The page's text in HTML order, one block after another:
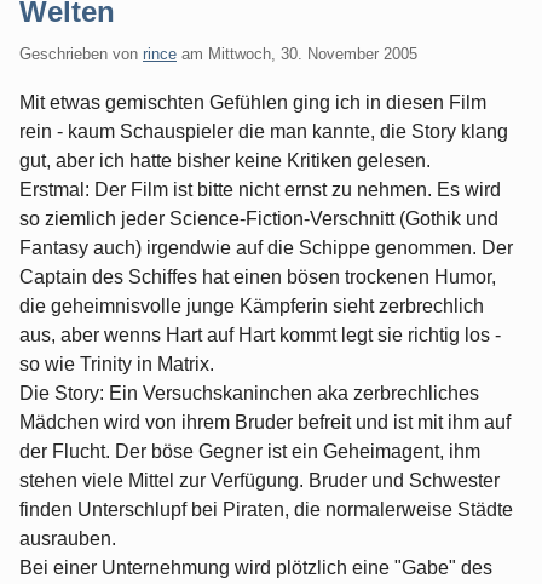
Welten
Geschrieben von rince am Mittwoch, 30. November 2005
Mit etwas gemischten Gefühlen ging ich in diesen Film
rein - kaum Schauspieler die man kannte, die Story klang
gut, aber ich hatte bisher keine Kritiken gelesen.
Erstmal: Der Film ist bitte nicht ernst zu nehmen. Es wird
so ziemlich jeder Science-Fiction-Verschnitt (Gothik und
Fantasy auch) irgendwie auf die Schippe genommen. Der
Captain des Schiffes hat einen bösen trockenen Humor,
die geheimnisvolle junge Kämpferin sieht zerbrechlich
aus, aber wenns Hart auf Hart kommt legt sie richtig los -
so wie Trinity in Matrix.
Die Story: Ein Versuchskaninchen aka zerbrechliches
Mädchen wird von ihrem Bruder befreit und ist mit ihm auf
der Flucht. Der böse Gegner ist ein Geheimagent, ihm
stehen viele Mittel zur Verfügung. Bruder und Schwester
finden Unterschlupf bei Piraten, die normalerweise Städte
ausrauben.
Bei einer Unternehmung wird plötzlich eine "Gabe" des